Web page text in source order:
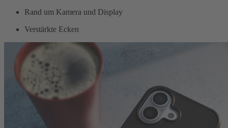
Rand um Kamera und Display
Verstärkte Ecken